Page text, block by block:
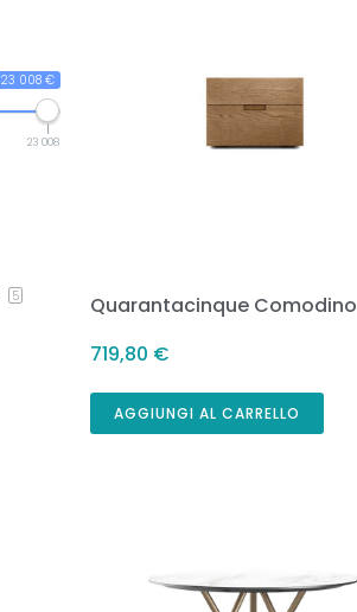
23 008 €
23 008
5
Quarantacinque Comodino
719,80 €
AGGIUNGI AL CARRELLO